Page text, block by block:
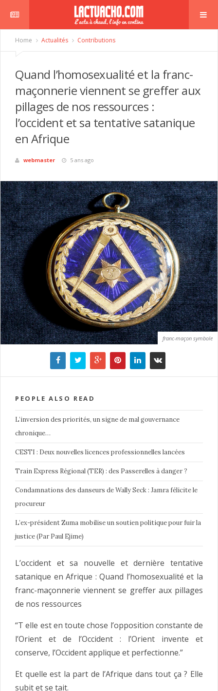
Home Actualités Contributions
Quand l’homosexualité et la franc-
maçonnerie viennent se greffer aux
pillages de nos ressources :
l’occident et sa tentative satanique
en Afrique
webmaster 5 ans ago
franc-maçon symbole
PEOPLE ALSO READ
L’inversion des priorités, un signe de mal gouvernance
chronique…
CESTI : Deux nouvelles licences professionnelles lancées
Train Express Régional (TER) : des Passerelles à danger ?
Condamnations des danseurs de Wally Seck : Jamra félicite le
procureur
L’ex-président Zuma mobilise un soutien politique pour fuir la
justice (Par Paul Ejime)
L’occident et sa nouvelle et dernière tentative
satanique en Afrique : Quand l’homosexualité et la
franc-maçonnerie viennent se greffer aux pillages
de nos ressources
“T elle est en toute chose l’opposition constante de
l’Orient et de l’Occident : l’Orient invente et
conserve, l’Occident applique et perfectionne.”
Et quelle est la part de l’Afrique dans tout ça ? Elle
subit et se tait.